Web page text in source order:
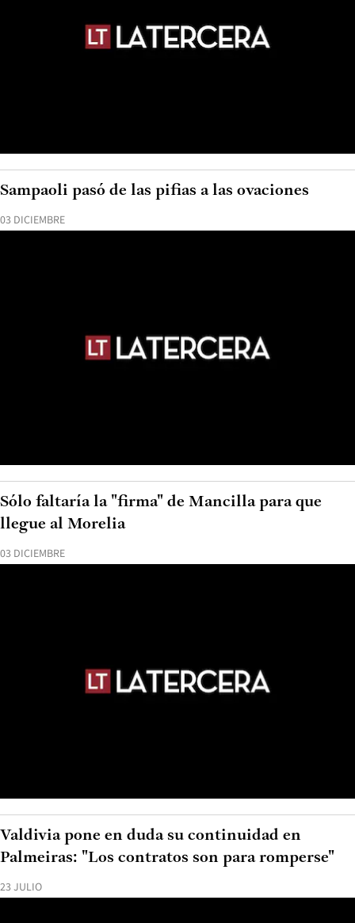
03 DICIEMBRE
Sampaoli pasó de las pifias a las ovaciones
03 DICIEMBRE
Sólo faltaría la "firma" de Mancilla para que
llegue al Morelia
23 JULIO
Valdivia pone en duda su continuidad en
Palmeiras: "Los contratos son para romperse"